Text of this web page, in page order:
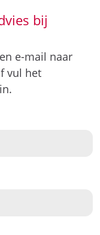
bij
e-mail naar
vul het